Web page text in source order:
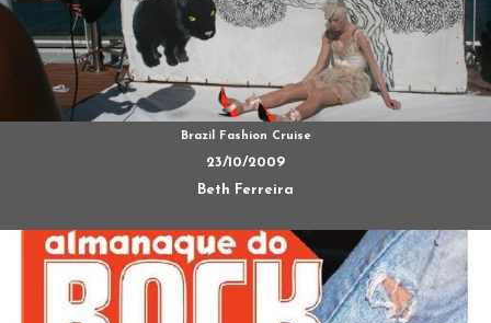
Brazil Fashion Cruise
23/10/2009
Beth Ferreira